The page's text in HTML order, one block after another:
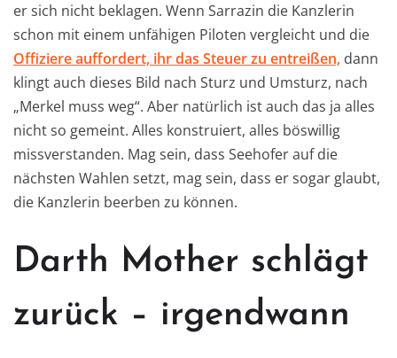
er sich nicht beklagen. Wenn Sarrazin die Kanzlerin
schon mit einem unfähigen Piloten vergleicht und die
Offiziere auffordert, ihr das Steuer zu entreißen, dann
klingt auch dieses Bild nach Sturz und Umsturz, nach
„Merkel muss weg“. Aber natürlich ist auch das ja alles
nicht so gemeint. Alles konstruiert, alles böswillig
missverstanden. Mag sein, dass Seehofer auf die
nächsten Wahlen setzt, mag sein, dass er sogar glaubt,
die Kanzlerin beerben zu können.
Darth Mother schlägt
zurück – irgendwann